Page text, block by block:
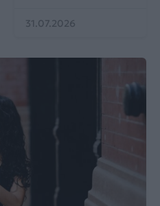
31.07.2026